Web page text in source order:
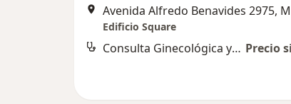
Edificio Square
Consulta Ginecológica y Embarazo Precio